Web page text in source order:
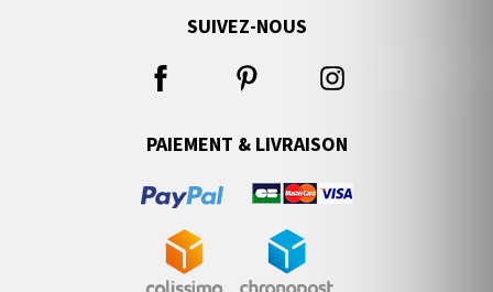
SUIVEZ-NOUS
PAIEMENT & LIVRAISON